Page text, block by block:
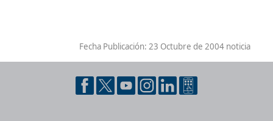
Fecha Publicación: 23 Octubre de 2004 noticia